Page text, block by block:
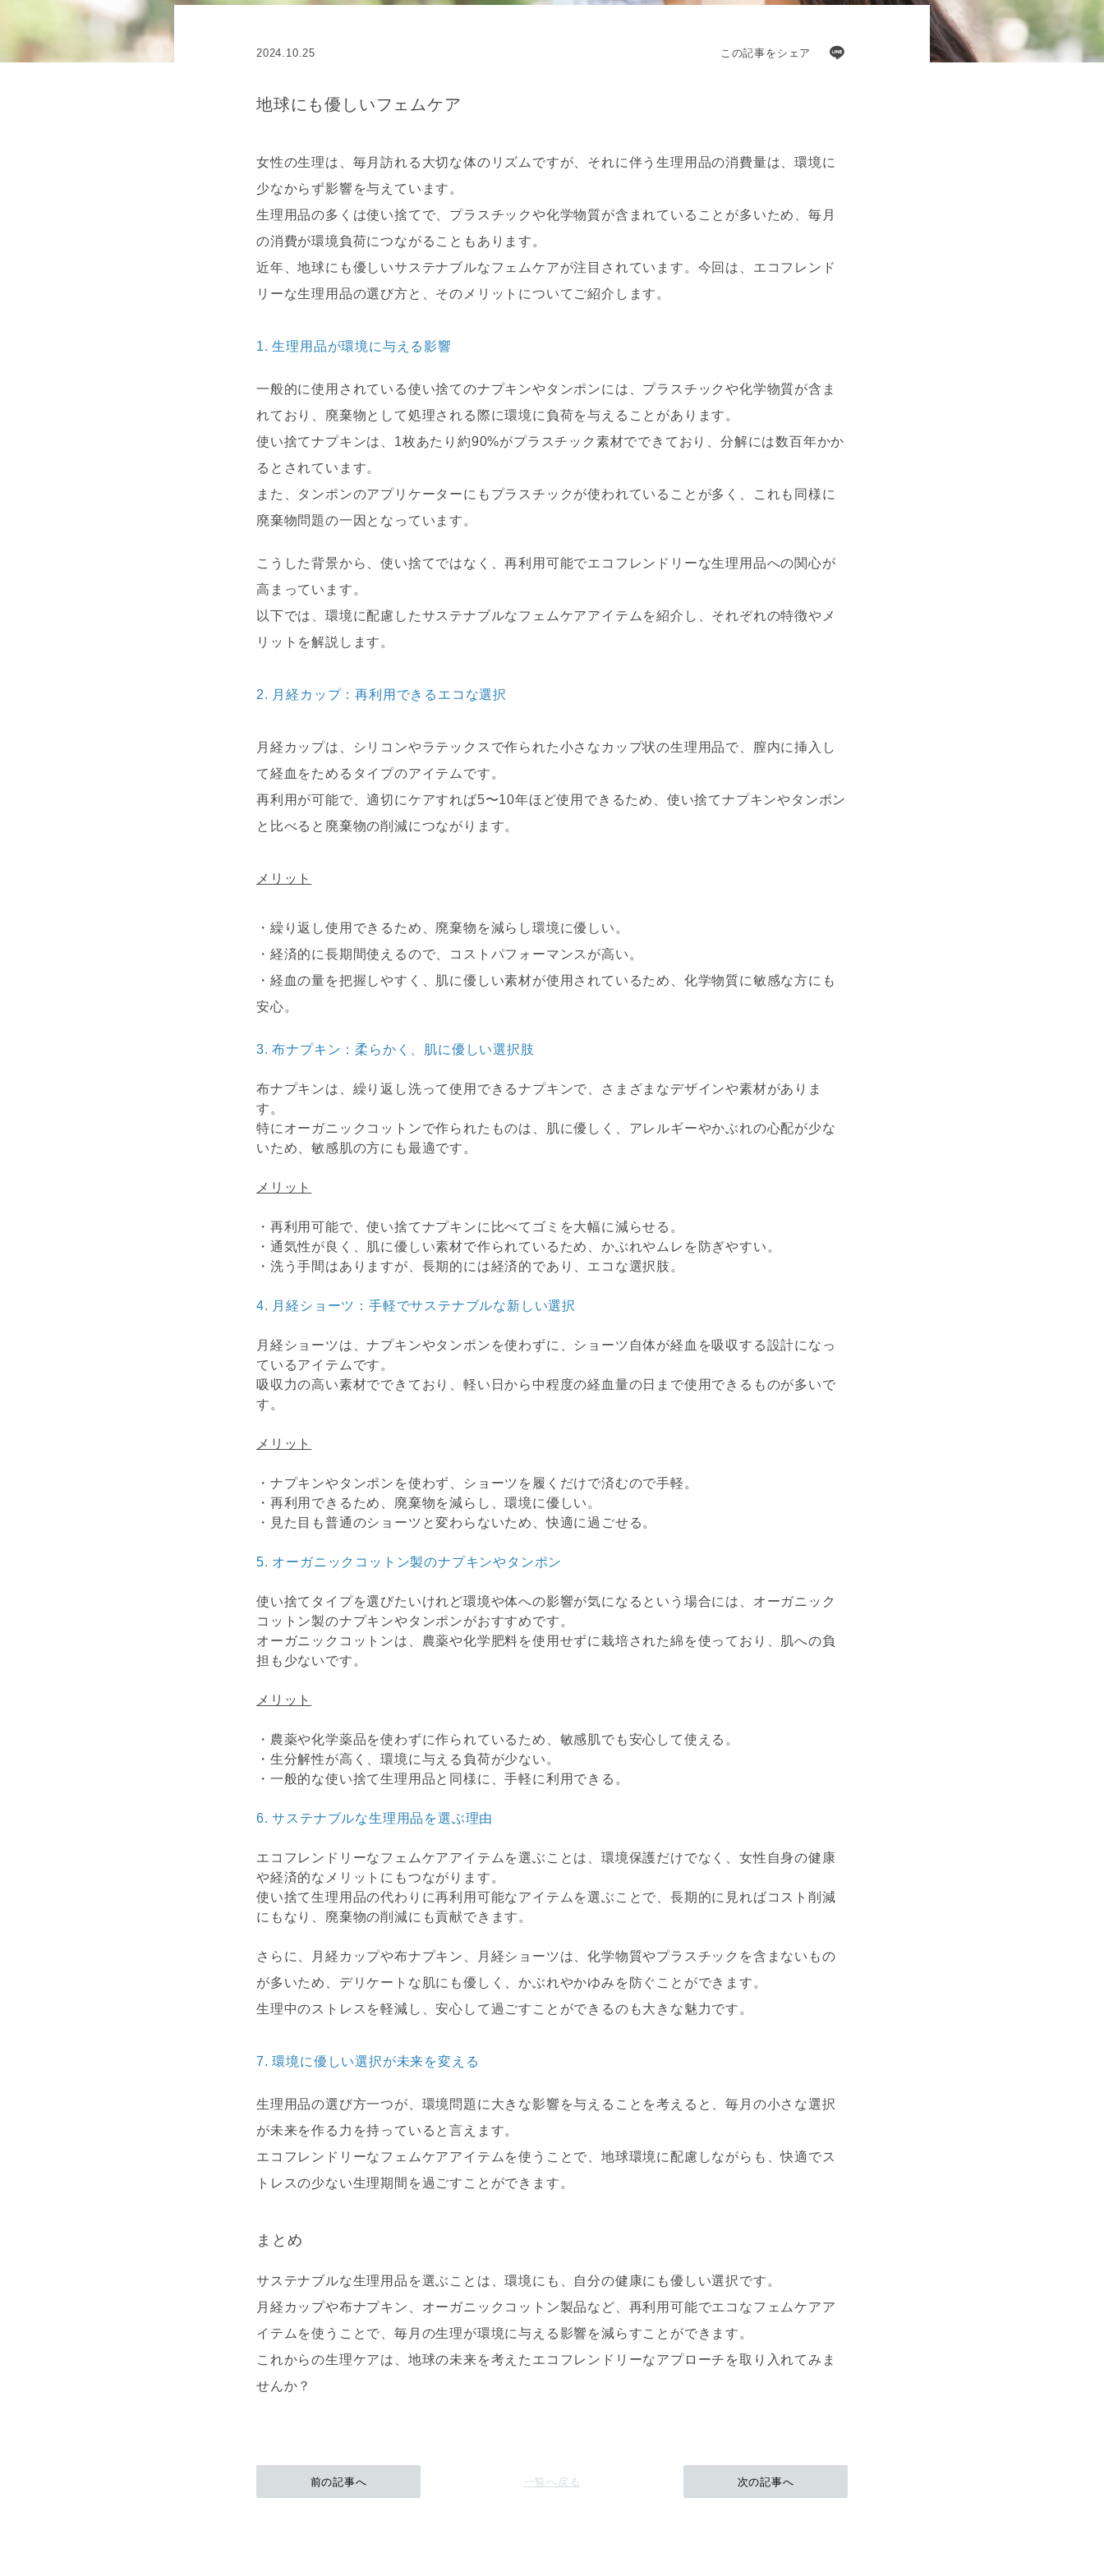
2024.10.25 この記事をシェア
地球にも優しいフェムケア
女性の生理は、毎月訪れる大切な体のリズムですが、それに伴う生理用品の消費量は、環境に
少なからず影響を与えています。
生理用品の多くは使い捨てで、プラスチックや化学物質が含まれていることが多いため、毎月
の消費が環境負荷につながることもあります。
近年、地球にも優しいサステナブルなフェムケアが注目されています。今回は、エコフレンド
リーな生理用品の選び方と、そのメリットについてご紹介します。
1.生理用品が環境に与える影響
一般的に使用されている使い捨てのナプキンやタンポンには、プラスチックや化学物質が含ま
れており、廃棄物として処理される際に環境に負荷を与えることがあります。
使い捨てナプキンは、1枚あたり約90%がプラスチック素材でできており、分解には数百年かか
るとされています。
また、タンポンのアプリケーターにもプラスチックが使われていることが多く、これも同様に
廃棄物問題の一因となっています。
こうした背景から、使い捨てではなく、再利用可能でエコフレンドリーな生理用品への関心が
高まっています。
以下では、環境に配慮したサステナブルなフェムケアアイテムを紹介し、それぞれの特徴やメ
リットを解説します。
2. 月経カップ：再利用できるエコな選択
月経カップは、シリコンやラテックスで作られた小さなカップ状の生理用品で、膣内に挿入し
て経血をためるタイプのアイテムです。
再利用が可能で、適切にケアすれば5〜10年ほど使用できるため、使い捨てナプキンやタンポン
と比べると廃棄物の削減につながります。
メリット
・繰り返し使用できるため、廃棄物を減らし環境に優しい。
・経済的に長期間使えるので、コストパフォーマンスが高い。
・経血の量を把握しやすく、肌に優しい素材が使用されているため、化学物質に敏感な方にも
安心。
3.布ナプキン：柔らかく、肌に優しい選択肢
布ナプキンは、繰り返し洗って使用できるナプキンで、さまざまなデザインや素材がありま
す。
特にオーガニックコットンで作られたものは、肌に優しく、アレルギーやかぶれの心配が少な
いため、敏感肌の方にも最適です。
メリット
・再利用可能で、使い捨てナプキンに比べてゴミを大幅に減らせる。
・通気性が良く、肌に優しい素材で作られているため、かぶれやムレを防ぎやすい。
・洗う手間はありますが、長期的には経済的であり、エコな選択肢。
4. 月経ショーツ：手軽でサステナブルな新しい選択
月経ショーツは、ナプキンやタンポンを使わずに、ショーツ自体が経血を吸収する設計になっ
ているアイテムです。
吸収力の高い素材でできており、軽い日から中程度の経血量の日まで使用できるものが多いで
す。
メリット
・ナプキンやタンポンを使わず、ショーツを履くだけで済むので手軽。
・再利用できるため、廃棄物を減らし、環境に優しい。
・見た目も普通のショーツと変わらないため、快適に過ごせる。
5. オーガニックコットン製のナプキンやタンポン
使い捨てタイプを選びたいけれど環境や体への影響が気になるという場合には、オーガニック
コットン製のナプキンやタンポンがおすすめです。
オーガニックコットンは、農薬や化学肥料を使用せずに栽培された綿を使っており、肌への負
担も少ないです。
メリット
・農薬や化学薬品を使わずに作られているため、敏感肌でも安心して使える。
・生分解性が高く、環境に与える負荷が少ない。
・一般的な使い捨て生理用品と同様に、手軽に利用できる。
6.サステナブルな生理用品を選ぶ理由
エコフレンドリーなフェムケアアイテムを選ぶことは、環境保護だけでなく、女性自身の健康
や経済的なメリットにもつながります。
使い捨て生理用品の代わりに再利用可能なアイテムを選ぶことで、長期的に見ればコスト削減
にもなり、廃棄物の削減にも貢献できます。
さらに、月経カップや布ナプキン、月経ショーツは、化学物質やプラスチックを含まないもの
が多いため、デリケートな肌にも優しく、かぶれやかゆみを防ぐことができます。
生理中のストレスを軽減し、安心して過ごすことができるのも大きな魅力です。
7.環境に優しい選択が未来を変える
生理用品の選び方一つが、環境問題に大きな影響を与えることを考えると、毎月の小さな選択
が未来を作る力を持っていると言えます。
エコフレンドリーなフェムケアアイテムを使うことで、地球環境に配慮しながらも、快適でス
トレスの少ない生理期間を過ごすことができます。
まとめ
サステナブルな生理用品を選ぶことは、環境にも、自分の健康にも優しい選択です。
月経カップや布ナプキン、オーガニックコットン製品など、再利用可能でエコなフェムケアア
イテムを使うことで、毎月の生理が環境に与える影響を減らすことができます。
これからの生理ケアは、地球の未来を考えたエコフレンドリーなアプローチを取り入れてみま
せんか？
前の記事へ 一覧へ戻る 次の記事へ